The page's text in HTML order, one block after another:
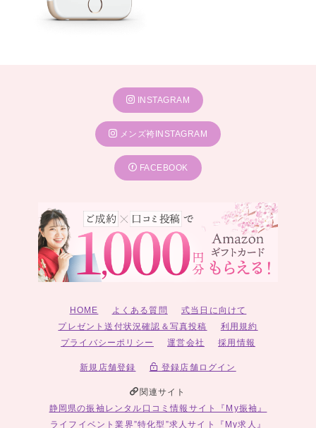
INSTAGRAM
メンズ袴INSTAGRAM
FACEBOOK
HOME よくある質問
式当日に向けて
プレゼント送付状況確認＆写真投稿
利用規約
プライバシーポリシー
運営会社 採用情報
新規店舗登録 登録店舗ログイン
関連サイト
静岡県の振袖レンタル口コミ情報サイト『My振袖』
ライフイベント業界”特化型”求人サイト『My求人』